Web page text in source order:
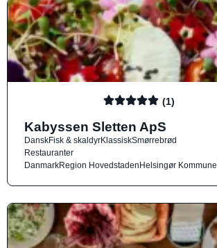
(1)
Kabyssen Sletten ApS
DanskFisk & skaldyrKlassiskSmørrebrød
Restauranter
DanmarkRegion HovedstadenHelsingør Kommune